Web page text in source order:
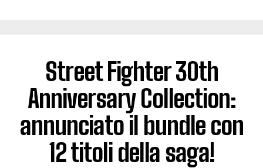
Street Fighter 30th
Anniversary Collection:
annunciato il bundle con
12 titoli della saga!